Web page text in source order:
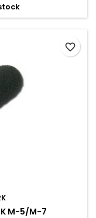
M-5/M-7
favorite_border